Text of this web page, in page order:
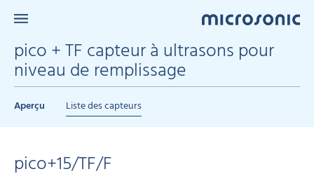
pico + TF capteur à ultrasons pour
niveau de remplissage
Aperçu Liste des capteurs
pico+15/TF/F